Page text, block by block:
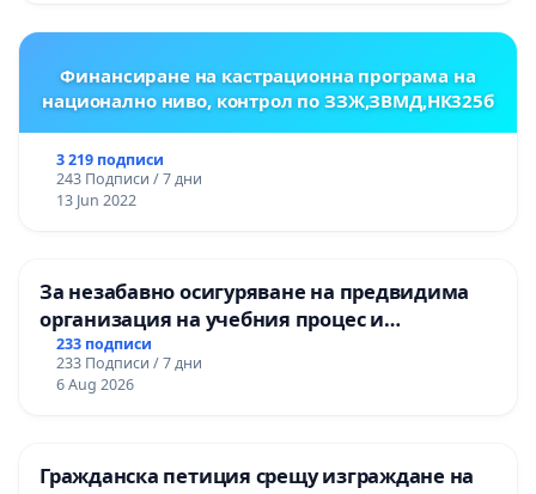
Финансиране на кастрационна програма на
национално ниво, контрол по ЗЗЖ,ЗВМД,НК325б
3 219 подписи
243 Подписи / 7 дни
13 Jun 2022
За незабавно осигуряване на предвидима
организация на учебния процес и
гарантиране на правото на равнопоставено
и качествено образование на учениците от
ОУ „Княз Александър I“ и Хуманитарна
233 подписи
233 Подписи / 7 дни
6 Aug 2026
Гражданска петиция срещу изграждане на